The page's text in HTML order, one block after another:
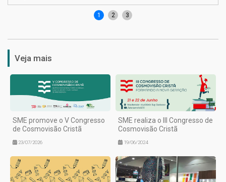
1 2 3
Veja mais
SME promove o V Congresso
de Cosmovisão Cristã
23/07/2026
SME realiza o III Congresso de
Cosmovisão Cristã
19/06/2024